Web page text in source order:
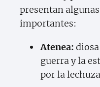
presentan
importantes:
Atenea:
guerra y la
por la